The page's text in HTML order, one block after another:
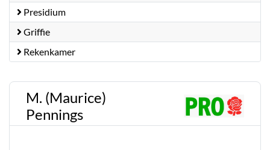
Presidium
Griffie
Rekenkamer
M. (Maurice)
Pennings